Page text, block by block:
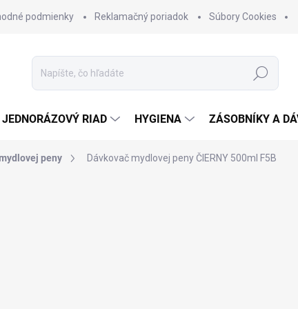
podmienky Reklamačný poriadok Súbory Cookies
Hľadať
JEDNORÁZOVÝ RIAD HYGIENA ZÁSOBNÍKY A
peny Dávkovač mydlovej peny ČIERNY 500ml F5B